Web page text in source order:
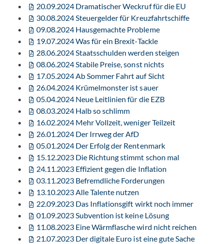
20.09.2024 Dramatischer Weckruf für die EU
30.08.2024 Steuergelder für Kreuzfahrtschiffe
09.08.2024 Hausgemachte Probleme
19.07.2024 Was für ein Brexit-Tackle
28.06.2024 Staatsschulden werden steigen
08.06.2024 Stabile Preise, sonst nichts
17.05.2024 Ab Sommer Fahrt auf Sicht
26.04.2024 Krümelmonster ist sauer
05.04.2024 Neue Leitlinien für die EZB
08.03.2024 Halb so schlimm
16.02.2024 Mehr Vollzeit, weniger Teilzeit
26.01.2024 Der Irrweg der AfD
05.01.2024 Der Erfolg der Rentenmark
15.12.2023 Die Richtung stimmt schon mal
24.11.2023 Effizient gegen die Inflation
03.11.2023 Befremdliche Forderungen
13.10.2023 Alle Talente nutzen
22.09.2023 Das Inflationsgift wirkt noch immer
01.09.2023 Subvention ist keine Lösung
11.08.2023 Eine Wärmflasche wird nicht reichen
21.07.2023 Der digitale Euro ist eine gute Sache